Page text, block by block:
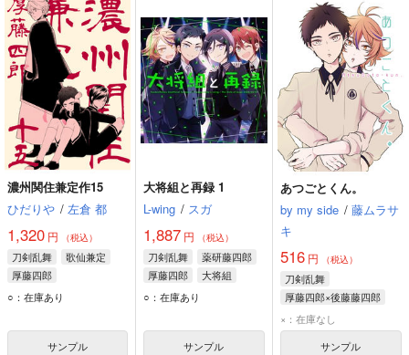
濃州関住兼定作15
ひだりや / 左倉 都
1,320 円 （税込）
刀剣乱舞
歌仙兼定
厚藤四郎
○：在庫あり
サンプル
大将組と再録 1
L-wing / スガ
1,887 円 （税込）
刀剣乱舞
薬研藤四郎
厚藤四郎
大将組
○：在庫あり
サンプル
あつごとくん。
by my side / 藤ムラサ
キ
516円 （税込）
刀剣乱舞
厚藤四郎×後藤藤四郎
厚藤四郎
×：在庫なし
サンプル